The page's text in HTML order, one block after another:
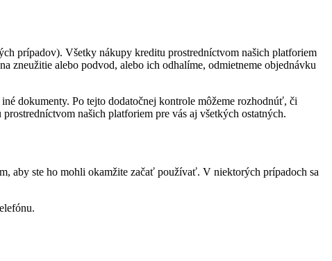
prípadov). Všetky nákupy kreditu prostredníctvom našich platforiem
zneužitie alebo podvod, alebo ich odhalíme, odmietneme objednávku
dokumenty. Po tejto dodatočnej kontrole môžeme rozhodnúť, či
našich platforiem pre vás aj všetkých ostatných.
aby ste ho mohli okamžite začať používať. V niektorých prípadoch sa